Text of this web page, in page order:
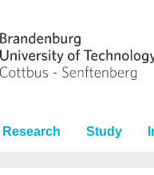
Research Study